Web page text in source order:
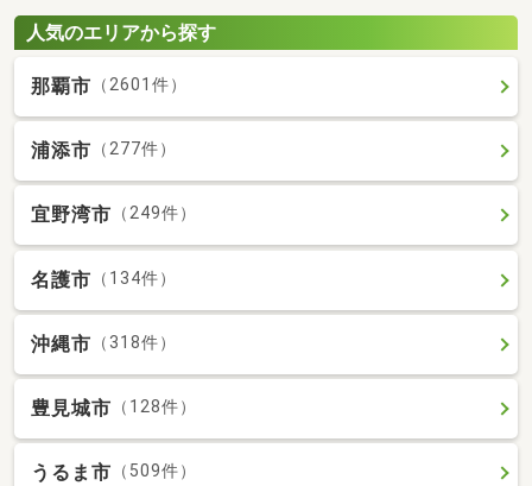
人気のエリアから探す
那覇市 （2601件）
浦添市 （277件）
宜野湾市 （249件）
名護市 （134件）
沖縄市 （318件）
豊見城市 （128件）
うるま市 （509件）